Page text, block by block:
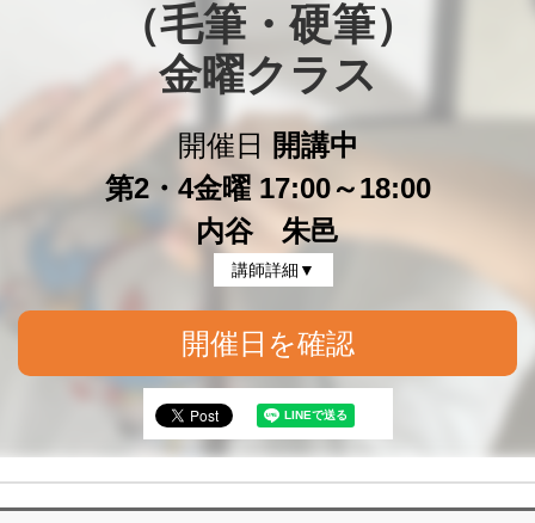
（毛筆・硬筆）
金曜クラス
開催日
開講中
第2・4金曜 17:00～18:00
内谷 朱邑
講師詳細▼
開催日を確認